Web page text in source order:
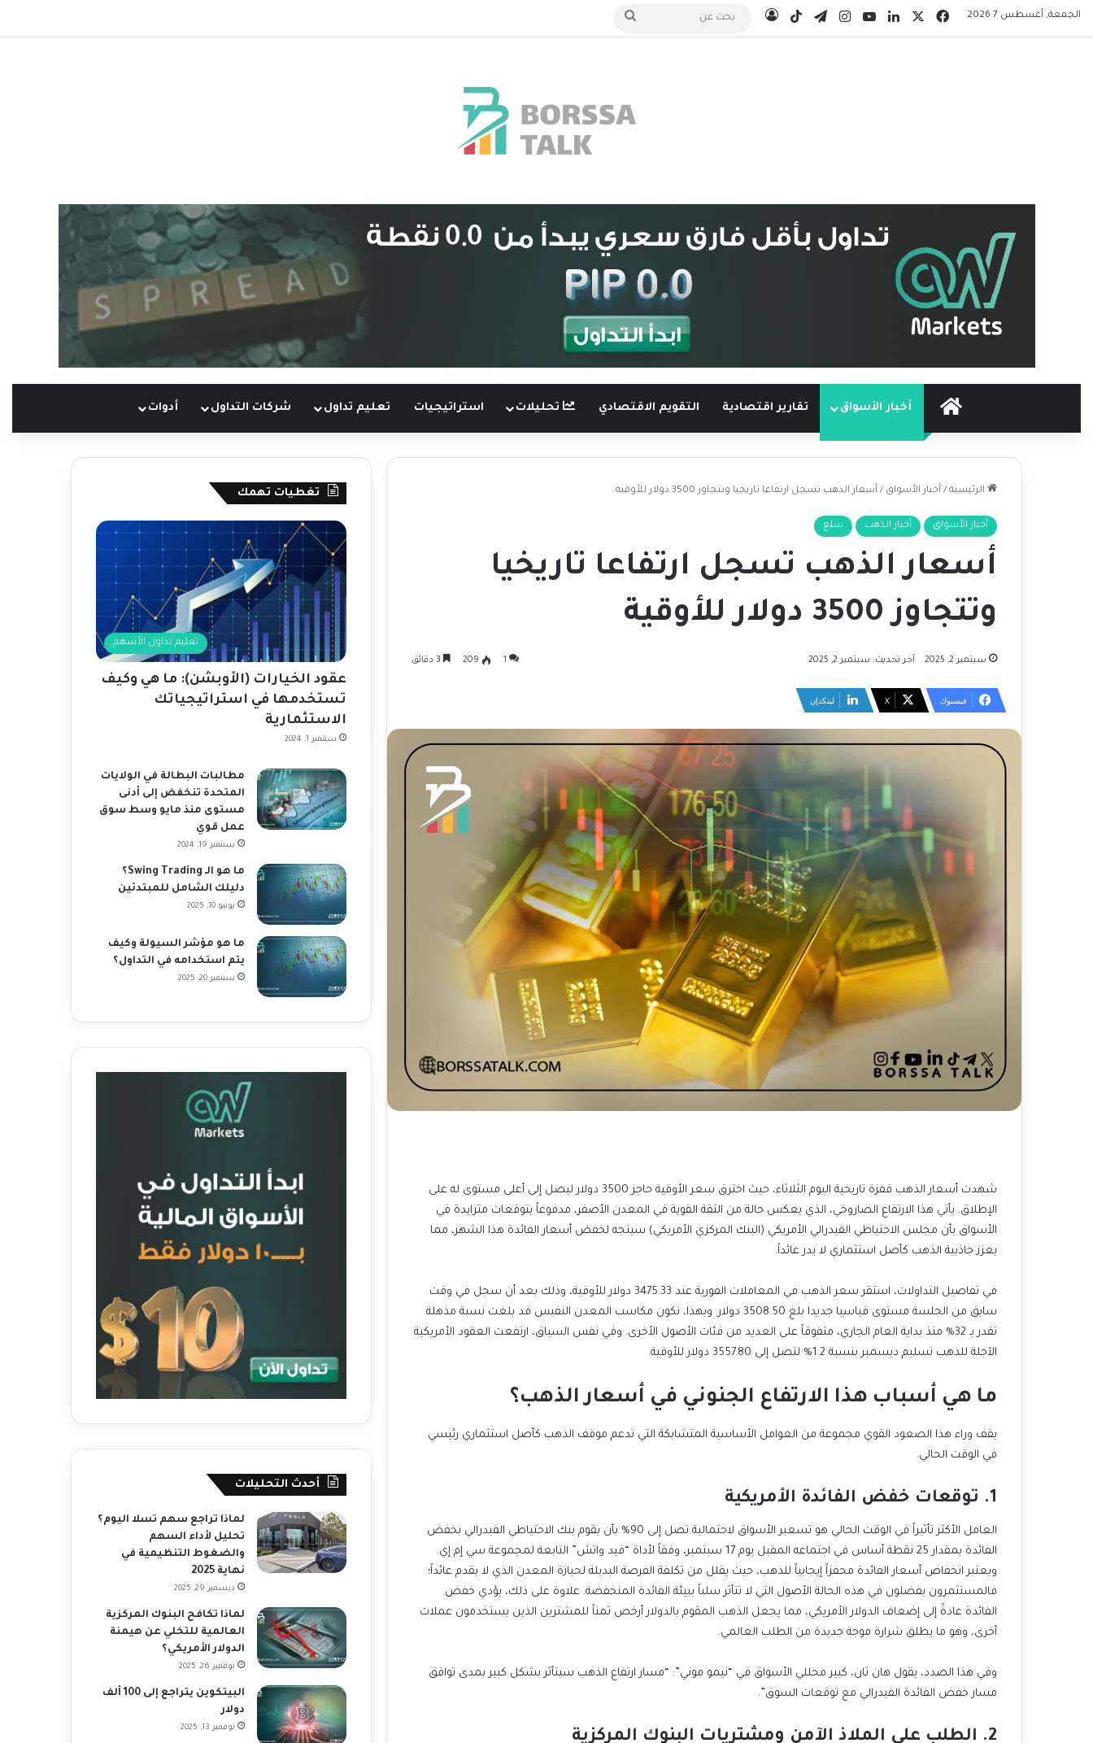
الجمعة, أغسطس 7 2026 فيسبوك لينكدإن‫YouTubeانستقرامتيلقرام‫TikTokتسجيل الدخول
الرئيسيةأخبار الأسواق تقارير اقتصادية التقويم الاقتصادي تحليلات استراتيجيات تعليم تداول شركات التداول أدوات
الرئيسية / أخبار الأسواق / أسعار الذهب تسجل ارتفاعا تاريخيا وتتجاوز 3500 دولار للأوقية
أخبار الأسواق أخبار الذهب سلع
أسعار الذهب تسجل ارتفاعا تاريخيا
وتتجاوز 3500 دولار للأوقية
سبتمبر 2, 2025 آخر تحديث: سبتمبر 2, 2025 1
209
فيسبوك ‫X لينكدإن
الإطلاق. يأتي هذا الارتفاع الصاروخي، الذي يعكس حالة من الثقة القوية في المعدن الأصفر،
يعزز جاذبية الذهب كأصل استثماري لا يدر عائداً.
سابق من الجلسة مستوى قياسيا جديدا بلغ 3508.50 دولار. وبهذا، تكون مكاسب المعدن النفيس قد بلغت
تقدر بـ 32% منذ بداية العام الجاري، متفوقاً على العديد من فئات الأصول الأخرى. وفي
الآجلة للذهب تسليم ديسمبر بنسبة 1.2% لتصل إلى 3557.80 دولار للأوقية.
ما هي أسباب هذا الارتفاع الجنوني في أسعار الذهب؟
يقف وراء هذا الصعود القوي مجموعة من العوامل الأساسية المتشابكة
في الوقت الحالي.
1. توقعات خفض الفائدة الأمريكية
ويعتبر انخفاض أسعار الفائدة محفزاً إيجابياً للذهب، حيث يقلل من تكلفة الفرصة البديلة لحيازة المعدن الذي لا يقدم
أخرى، وهو ما يطلق شرارة موجة جديدة من الطلب العالمي.
مسار خفض الفائدة الفيدرالي مع توقعات السوق”.
2. الطلب على الملاذ الآمن ومشتريات البنوك المركزية
تغطيات تهمك
تعليم تداول الأسهم
عقود الخيارات (الأوبشن): ما هي وكيف
تستخدمها في استراتيجياتك
الاستثمارية
سبتمبر 1, 2024
مطالبات البطالة في الولايات
المتحدة تنخفض إلى أدنى
مستوى منذ مايو وسط سوق
عمل قوي
سبتمبر 19, 2024
ما هو الـ Swing Trading؟
دليلك الشامل للمبتدئين
يونيو 10, 2025
ما هو مؤشر السيولة وكيف
يتم استخدامه في التداول؟
سبتمبر 20, 2025
أحدث التحليلات
لماذا تراجع سهم تسلا اليوم؟
تحليل لأداء السهم
والضغوط التنظيمية في
نهاية 2025
ديسمبر 29, 2025
لماذا تكافح البنوك المركزية
العالمية للتخلي عن هيمنة
الدولار الأمريكي؟
نوفمبر 26, 2025
البيتكوين يتراجع إلى 100 ألف
دولار
نوفمبر 13, 2025